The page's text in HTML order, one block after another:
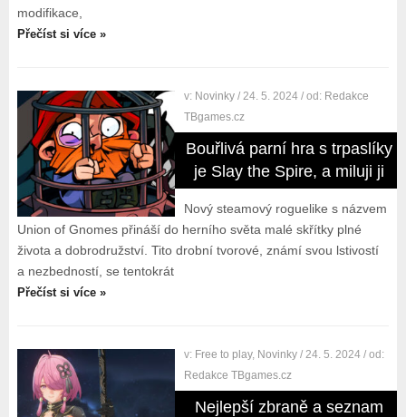
modifikace,
Přečíst si více »
v: Novinky / 24. 5. 2024 / od: Redakce
TBgames.cz
Bouřlivá parní hra s trpaslíky
je Slay the Spire, a miluji ji
Nový steamový roguelike s názvem
Union of Gnomes přináší do herního světa malé skřítky plné
života a dobrodružství. Tito drobní tvorové, známí svou lstivostí
a nezbedností, se tentokrát
Přečíst si více »
v: Free to play, Novinky / 24. 5. 2024 / od:
Redakce TBgames.cz
Nejlepší zbraně a seznam